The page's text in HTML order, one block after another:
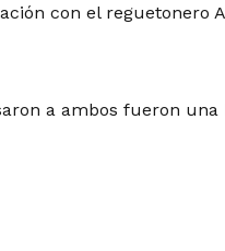
con el reguetonero
a ambos fueron